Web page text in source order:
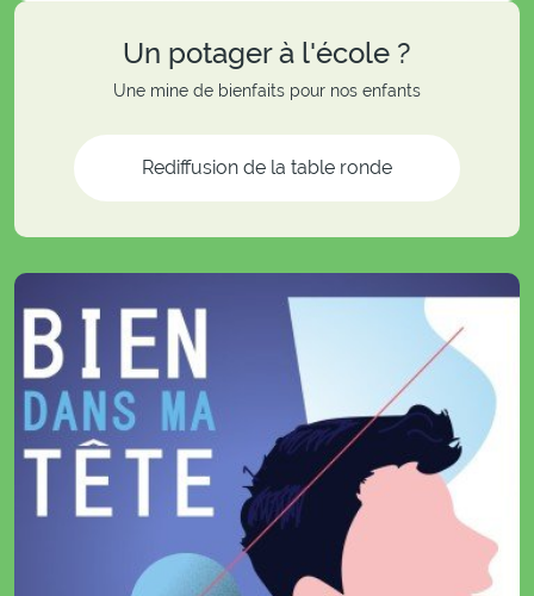
Un potager à l'école ?
Une mine de bienfaits pour nos enfants
Rediffusion de la table ronde